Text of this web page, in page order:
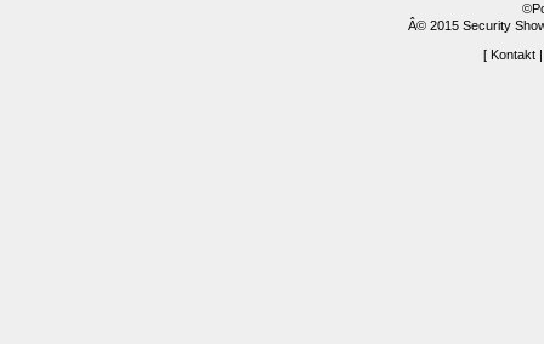
Â© 2015 Security
[ Kontakt